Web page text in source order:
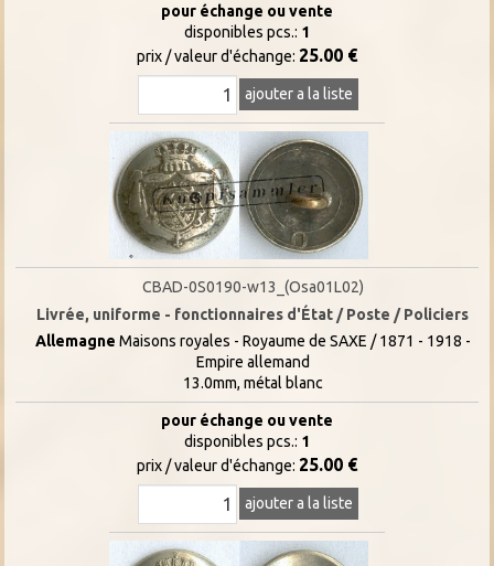
pour échange ou vente
disponibles pcs.: 1
prix / valeur d'échange: 25.00 €
ajouter a la liste
CBAD-0S0190-w13_(Osa01L02)
Livrée, uniforme - fonctionnaires d'État / Poste / Policiers
Allemagne Maisons royales - Royaume de SAXE / 1871 - 1918 -
Empire allemand
13.0mm, métal blanc
pour échange ou vente
disponibles pcs.: 1
prix / valeur d'échange: 25.00 €
ajouter a la liste